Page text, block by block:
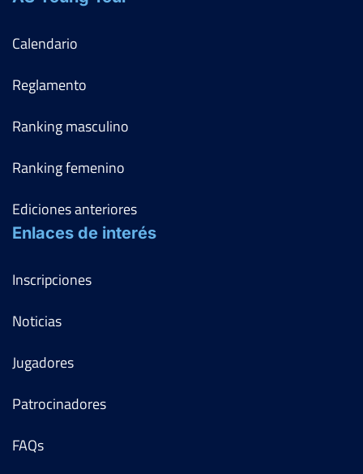
Calendario
Reglamento
Ranking masculino
Ranking femenino
Ediciones anteriores
Enlaces de interés
Inscripciones
Noticias
Jugadores
Patrocinadores
FAQs